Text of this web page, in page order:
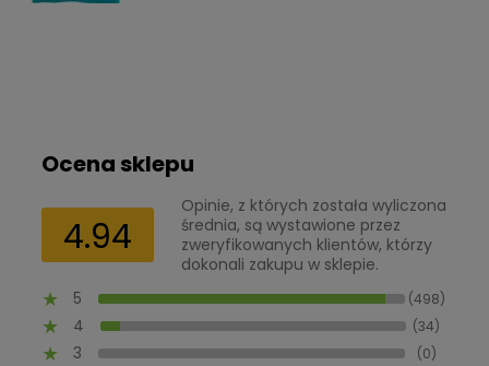
Ocena sklepu
4.94
Opinie, z których została wyliczona
średnia, są wystawione przez
zweryfikowanych klientów, którzy
dokonali zakupu w sklepie.
5
(498)
4 (34)
3 (0)